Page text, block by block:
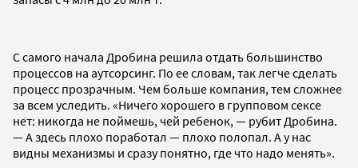
С самого начала Дробина решила отдать большинство
процессов на аутсорсинг. По ее словам, так легче сделать
процесс прозрачным. Чем больше компания, тем сложнее
за всем уследить. «Ничего хорошего в групповом сексе
нет: никогда не поймешь, чей ребенок, — рубит Дробина.
— А здесь плохо поработал — плохо полопал. А у нас
видны механизмы и сразу понятно, где что надо менять».